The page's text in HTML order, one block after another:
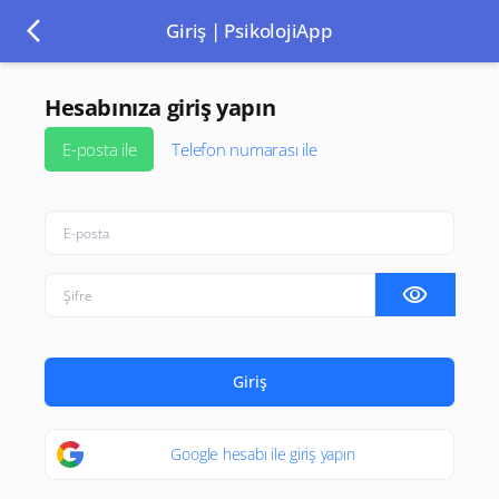
arrow_back_ios_new Giriş | PsikolojiApp
Hesabınıza giriş yapın
E-posta ile Telefon numarası ile
visibility
Giriş
Google hesabı ile giriş yapın